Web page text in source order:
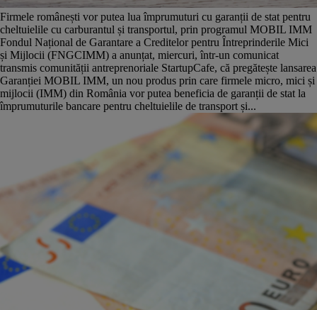
Firmele românești vor putea lua împrumuturi cu garanții de stat pentru
cheltuielile cu carburantul și transportul, prin programul MOBIL IMM
Fondul Național de Garantare a Creditelor pentru Întreprinderile Mici
și Mijlocii (FNGCIMM) a anunțat, miercuri, într-un comunicat
transmis comunității antreprenoriale StartupCafe, că pregătește lansarea
Garanției MOBIL IMM, un nou produs prin care firmele micro, mici și
mijlocii (IMM) din România vor putea beneficia de garanții de stat la
împrumuturile bancare pentru cheltuielile de transport și...